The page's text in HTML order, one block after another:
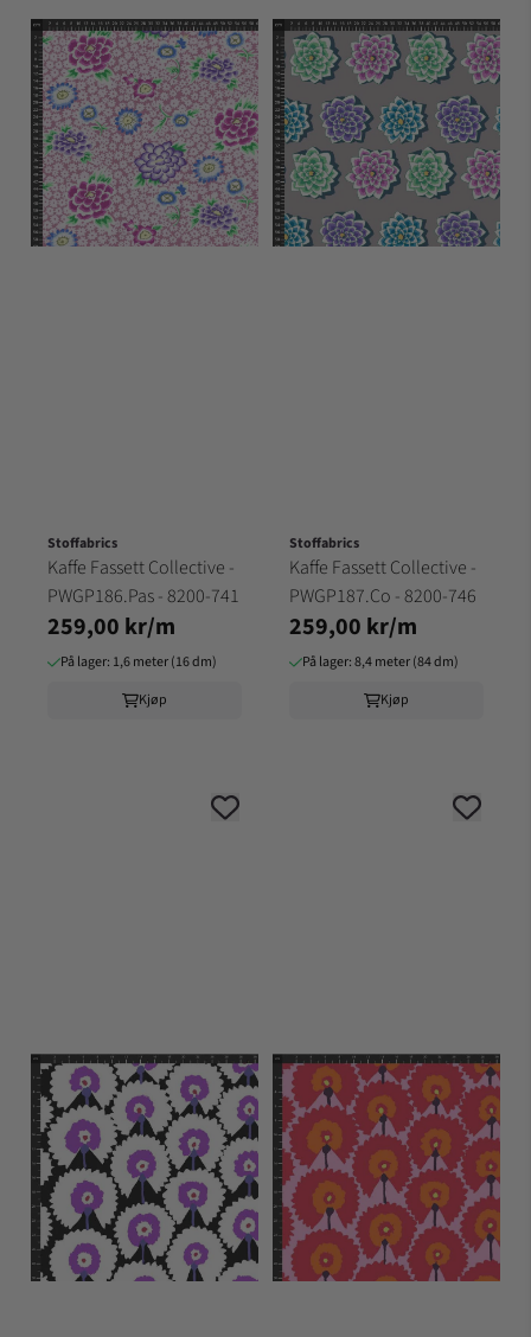
Stoffabrics
Kaffe Fassett Collective -
PWGP186.Pas - 8200-741
259,00 kr/m
På lager: 1,6 meter (16 dm)
Kjøp
Stoffabrics
Kaffe Fassett Collective -
PWGP187.Co - 8200-746
259,00 kr/m
På lager: 8,4 meter (84 dm)
Kjøp